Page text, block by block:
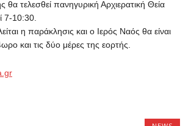
θα τελεσθεί πανηγυρική Αρχιερατική Θεία
7-10:30.
η παράκλησις και ο Ιερός Ναός θα είναι
και τις δύο μέρες της εορτής.